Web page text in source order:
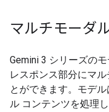
マルチモーダ
Gemini 3 シリーズの
レスポンス部分にマ
とができます。モデ
ル コンテンツを処理